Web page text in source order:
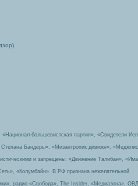
большевистская партия», «Свидетели
Бандеры», «Мизантропик дивижн», «Меджлис
и запрещены: «Движение Талибан»,
«Колумбайн». В РФ признана нежелательной
радио «Свобода», The Insider, «Медиазона»,